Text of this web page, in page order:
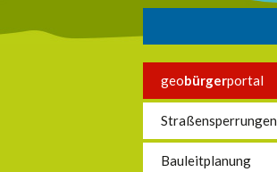
geobürgerportal
Straßensperrungen
Bauleitplanung